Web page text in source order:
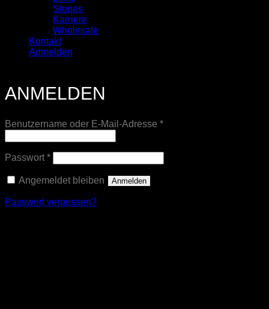
Stories
Karriere
Wholesale
Kontakt
Anmelden
ANMELDEN
Benutzername oder E-Mail-Adresse *Erforderlich
Passwort *Erforderlich
Angemeldet bleiben Anmelden
Passwort vergessen?